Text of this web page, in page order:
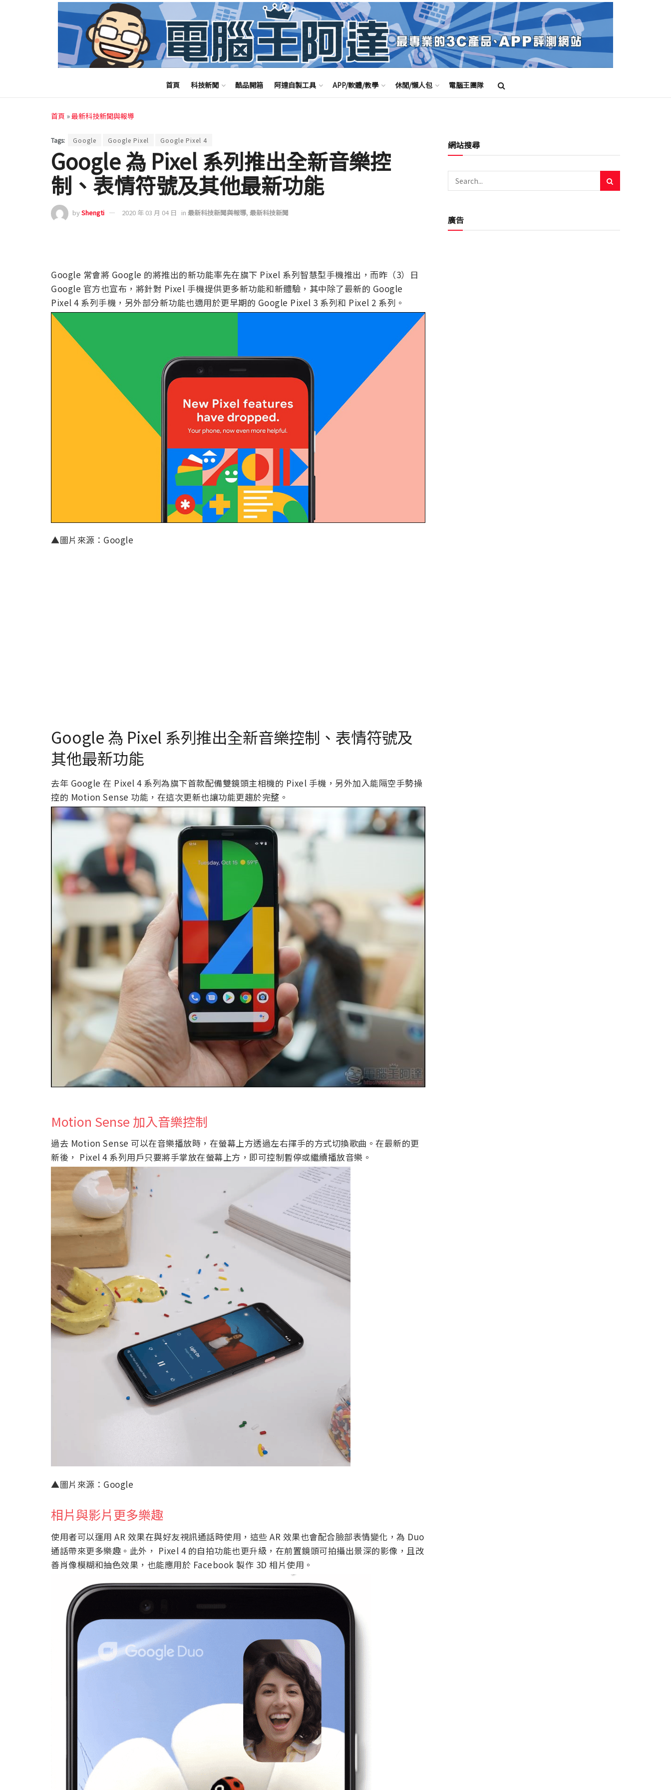
首頁 科技新聞 酷品開箱 阿達自製工具 APP/軟體/教學 休閒/懶人包 電腦王團隊
首頁 »最新科技新聞與報導
Tags: Google Google Pixel Google Pixel 4
Google 為 Pixel 系列推出全新音樂控
制、表情符號及其他最新功能
byShengti 2020 年 03 月 04 日 in 最新科技新聞與報導, 最新科技新聞
Google 常會將 Google 的將推出的新功能率先在旗下 Pixel 系列智慧型手機推出，而昨（3）日
Google 官方也宣布，將針對 Pixel 手機提供更多新功能和新體驗，其中除了最新的 Google
Pixel 4 系列手機，另外部分新功能也適用於更早期的 Google Pixel 3 系列和 Pixel 2 系列。
▲圖片來源：Google
Google 為 Pixel 系列推出全新音樂控制、表情符號及
其他最新功能
去年 Google 在 Pixel 4 系列為旗下首款配備雙鏡頭主相機的 Pixel 手機，另外加入能隔空手勢操
控的 Motion Sense 功能，在這次更新也讓功能更趨於完整。
Motion Sense 加入音樂控制
過去 Motion Sense 可以在音樂播放時，在螢幕上方透過左右揮手的方式切換歌曲。在最新的更
新後， Pixel 4 系列用戶只要將手掌放在螢幕上方，即可控制暫停或繼續播放音樂。
▲圖片來源：Google
相片與影片更多樂趣
使用者可以運用 AR 效果在與好友視訊通話時使用，這些 AR 效果也會配合臉部表情變化，為 Duo
通話帶來更多樂趣。此外， Pixel 4 的自拍功能也更升級，在前置鏡頭可拍攝出景深的影像，且改
善肖像模糊和抽色效果，也能應用於 Facebook 製作 3D 相片使用。
網站搜尋
廣告